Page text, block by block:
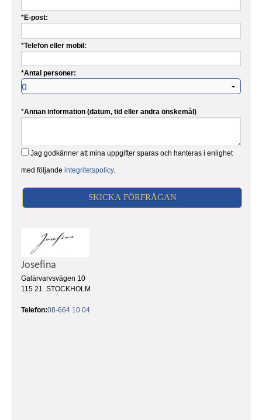
*E-post:
*Telefon eller mobil:
*Antal personer:
*Annan information (datum, tid eller andra önskemål)
Jag godkänner att mina uppgifter sparas och hanteras i enlighet
med följande integritetspolicy.
Josefina
Galärvarvsvägen 10
115 21 STOCKHOLM
Telefon:08-664 10 04